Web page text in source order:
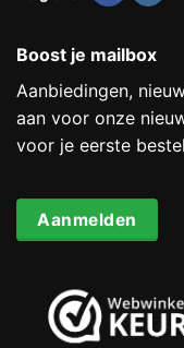
Boost je mailbox
Aanbiedingen,
aan voor onze
voor je eerste
Aanmelden